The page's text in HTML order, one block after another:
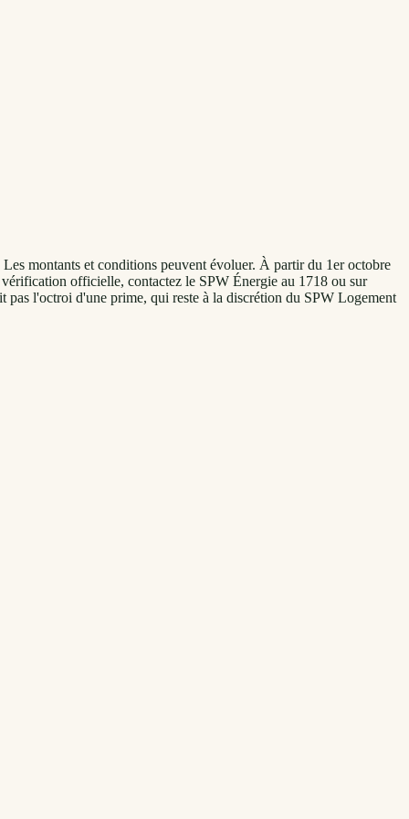
montants et conditions peuvent évoluer. À partir du 1er octobre
officielle, contactez le SPW Énergie au 1718 ou sur
pas l'octroi d'une prime, qui reste à la discrétion du SPW Logement